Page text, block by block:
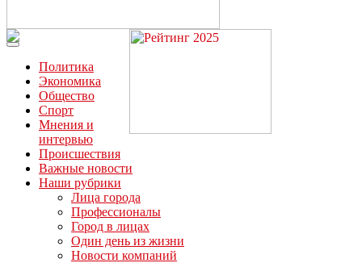
Читайте последние новости дня в Тульской области на сайте
“ЗаНовомосковск”
Политика
Экономика
Общество
Спорт
Мнения и
интервью
Происшествия
Важные новости
Наши рубрики
Лица города
Профессионалы
Город в лицах
Один день из жизни
Новости компаний